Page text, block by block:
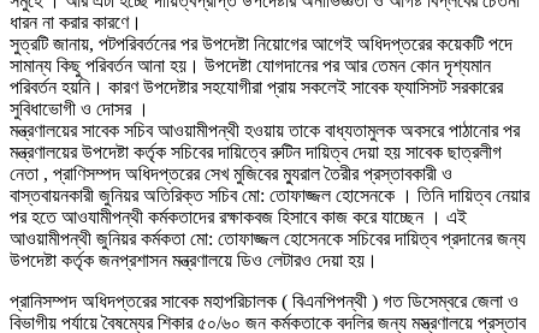
ধারন না করার কারণে।
সুত্রটি জানায়, পটপরিবর্তনের পর উপদেষ্টা নিয়োগের আগেই অধিদপ্তরের কয়েকটি পদে
সামান্য কিছু পরিবর্তন আনা হয়। উপদেষ্টা যোগদানের পর আর তেমন কোন দৃশ্যমান
পরিবর্তন হয়নি। কারণ উপদেষ্টার সহযোগীরা প্রায় সকলেই সাবেক ফ্যাসিসট সরকারের
সুবিধাভোগী ও দোসর ।
মন্ত্রণালয়ের সাবেক সচিব আওয়ামীপন্থী হওয়ায় তাকে বাধ্যতামুলক অবসরে পাঠানোর পর
মন্ত্রণালয়ের উপদেষ্টা কর্তৃক সচিবের দায়িত্বে রুটিন দায়িত্ব দেয়া হয় সাবেক ছাত্রলীগ
নেতা , প্রাণিসম্পদ অধিদপ্তরের সেখ মুজিবের ম্যুরাল তৈরীর প্রস্তাবকারী ও
বাস্তবায়নকারী জুনিয়র অতিরিক্ত সচিব মো: তোফাজ্জল হোসেনকে । তিনি দায়িত্ব নেয়ার
পর হতে আওযামীপন্থী কর্মকতাদের রক্ষাকবজ হিসাবে কাজ করে যাচ্ছেন । এই
আওয়ামীপন্থী জুনিয়র কর্মকতা মো: তোফাজ্জল হোসেনকে সচিবের দায়িত্ব প্রদানের জন্য
উপদেষ্টা কর্তৃক জনপ্রশাসন মন্ত্রণালয়ে ডিও লেটারও দেয়া হয়।
প্রানিসম্পদ অধিদপ্তরের সাবেক মহাপরিচালক ( বিএনপিপন্থী ) গত ডিসেম্বরে জেলা ও
বিভাগীয় পর্যায়ে বৈষম্যের শিকার ৫০/৬০ জন কর্মকতাকে বদলির জন্য মস্ত্রণালয়ে প্রস্তাব